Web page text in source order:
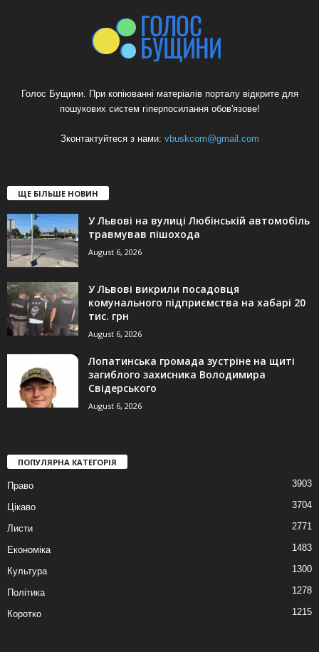
Голос Бущини. При копіюванні матеріалів порталу відкрите для
пошукових систем гіперпосилання обов'язове!
Зконтактуйтеся з нами: vbuskcom@gmail.com
ЩЕ БІЛЬШЕ НОВИН
У Львові на вулиці Любінській автомобіль
травмував пішохода
August 6, 2026
У Львові викрили посадовця
комунального підприємства на хабарі 20
тис. грн
August 6, 2026
Лопатинська громада зустріне на щиті
загиблого захисника Володимира
Свідерського
August 6, 2026
ПОПУЛЯРНА КАТЕГОРІЯ
Право 3903
Цікаво 3704
Листи 2771
Економіка 1483
Культура 1300
Політика 1278
Коротко 1215